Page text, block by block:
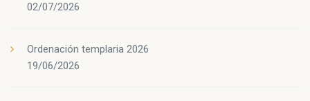
02/07/2026
Ordenación templaria 2026
19/06/2026